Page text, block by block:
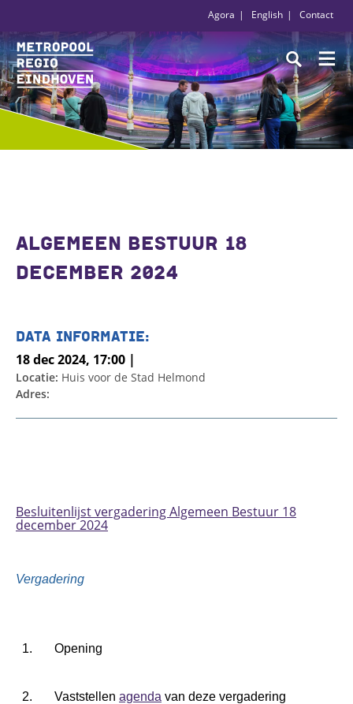
Agora English Contact
ALGEMEEN BESTUUR 18
DECEMBER 2024
DATA INFORMATIE:
18 dec 2024, 17:00 |
Locatie: Huis voor de Stad Helmond
Adres:
Besluitenlijst vergadering Algemeen Bestuur 18
december 2024
Vergadering
1. Opening
2. Vaststellen agenda van deze vergadering